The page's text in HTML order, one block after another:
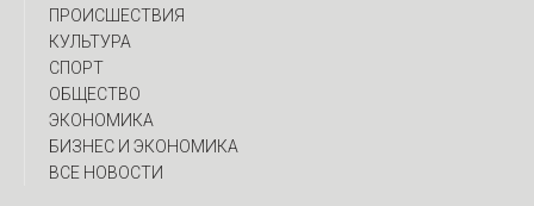
ПРОИСШЕСТВИЯ
КУЛЬТУРА
СПОРТ
ОБЩЕСТВО
ЭКОНОМИКА
БИЗНЕС И ЭКОНОМИКА
ВСЕ НОВОСТИ